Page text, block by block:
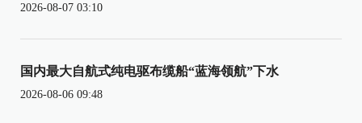
2026-08-07 03:10
国内最大自航式纯电驱布缆船“蓝海领航”下水
2026-08-06 09:48